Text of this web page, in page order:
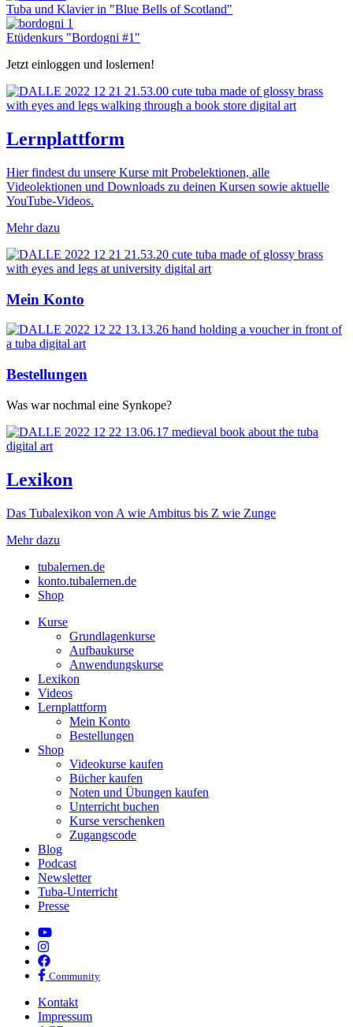
Tuba und Klavier in "Blue Bells of Scotland"
Etüdenkurs "Bordogni #1"
Jetzt einloggen und loslernen!
Lernplattform
Hier findest du unsere Kurse mit Probelektionen, alle
Videolektionen und Downloads zu deinen Kursen sowie aktuelle
YouTube-Videos.
Mehr dazu
Mein Konto
Bestellungen
Was war nochmal eine Synkope?
Lexikon
Das Tubalexikon von A wie Ambitus bis Z wie Zunge
Mehr dazu
tubalernen.de
konto.tubalernen.de
Shop
Kurse
Grundlagen­­kurse
Aufbau­kurse
Anwendungs­­kurse
Lexikon
Videos
Lernplattform
Mein Konto
Bestellungen
Shop
Videokurse kaufen
Bücher kaufen
Noten und Übungen kaufen
Unterricht buchen
Kurse verschenken
Zugangscode
Blog
Podcast
Newsletter
Tuba-Unterricht
Presse
YouTube
Instagram
Facebook
Facebook
Community
Kontakt
Impressum